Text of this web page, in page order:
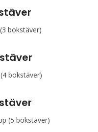
bokstäver)
bokstäver)
(5 bokstäver)